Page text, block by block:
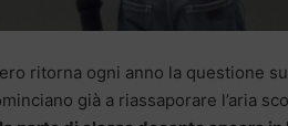
ritorna ogni anno la questione
già a riassaporare l’aria